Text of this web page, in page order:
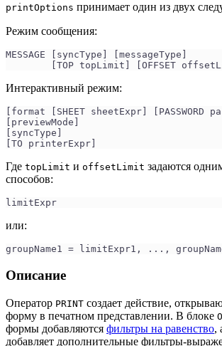
printOptions принимает один из двух
Режим сообщения:
MESSAGE [syncType] [messageType]
[TOP topLimit] [OFFSET
Интерактивный режим:
[format [SHEET sheetExpr]
[previewMode]
[syncType]
[TO printerExpr]
Где topLimit и offsetLimit задаются
способов:
limitExpr
или:
groupName1 = limitExpr1, ...,
Описание
Оператор PRINT создает действие,
форму в печатном представлении. В блоке
формы добавляются фильтры на равенство,
добавляет дополнительные фильтры-